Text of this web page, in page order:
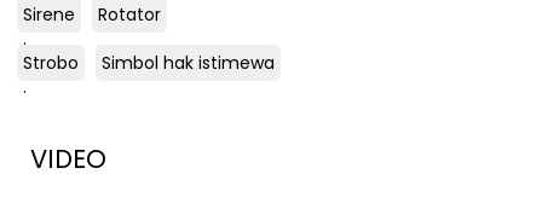
Sirene
Rotator
.
Strobo
Simbol hak istimewa
.
VIDEO